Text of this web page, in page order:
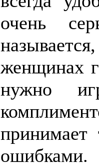
очень
женщинах
нужно
принимает
ошибками.